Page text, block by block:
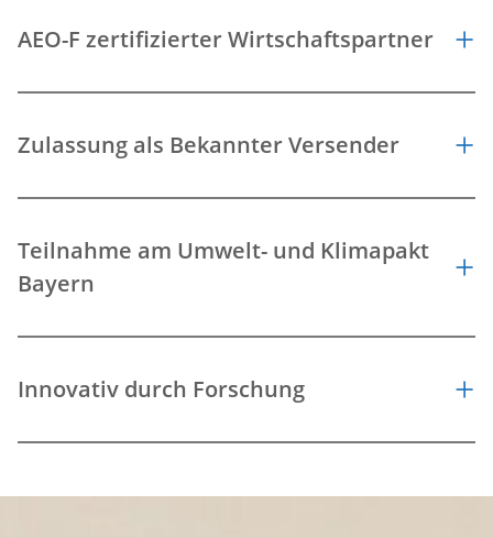
AEO-F zertifizierter Wirtschaftspartner
Zulassung als Bekannter Versender
Teilnahme am Umwelt- und Klimapakt
Bayern
Innovativ durch Forschung